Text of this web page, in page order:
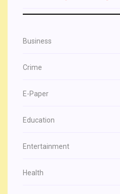
Business
Crime
E-Paper
Education
Entertainment
Health